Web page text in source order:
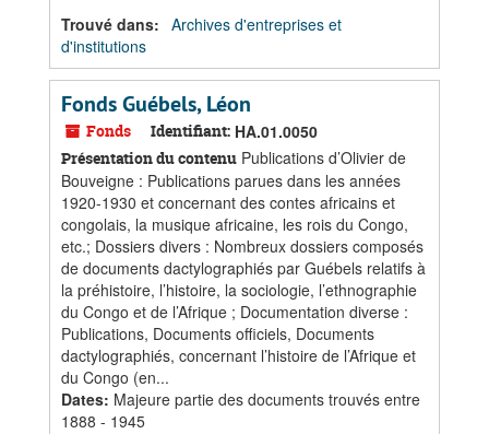
Trouvé dans: Archives d'entreprises et
d'institutions
Fonds Guébels, Léon
Fonds Identifiant: HA.01.0050
Présentation du contenu Publications d’Olivier de
Bouveigne : Publications parues dans les années
1920-1930 et concernant des contes africains et
congolais, la musique africaine, les rois du Congo,
etc.; Dossiers divers : Nombreux dossiers composés
de documents dactylographiés par Guébels relatifs à
la préhistoire, l’histoire, la sociologie, l’ethnographie
du Congo et de l’Afrique ; Documentation diverse :
Publications, Documents officiels, Documents
dactylographiés, concernant l’histoire de l’Afrique et
du Congo (en...
Dates: Majeure partie des documents trouvés entre
1888 - 1945